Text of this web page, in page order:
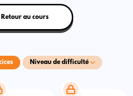
Niveau de difficulté
Retour au cours